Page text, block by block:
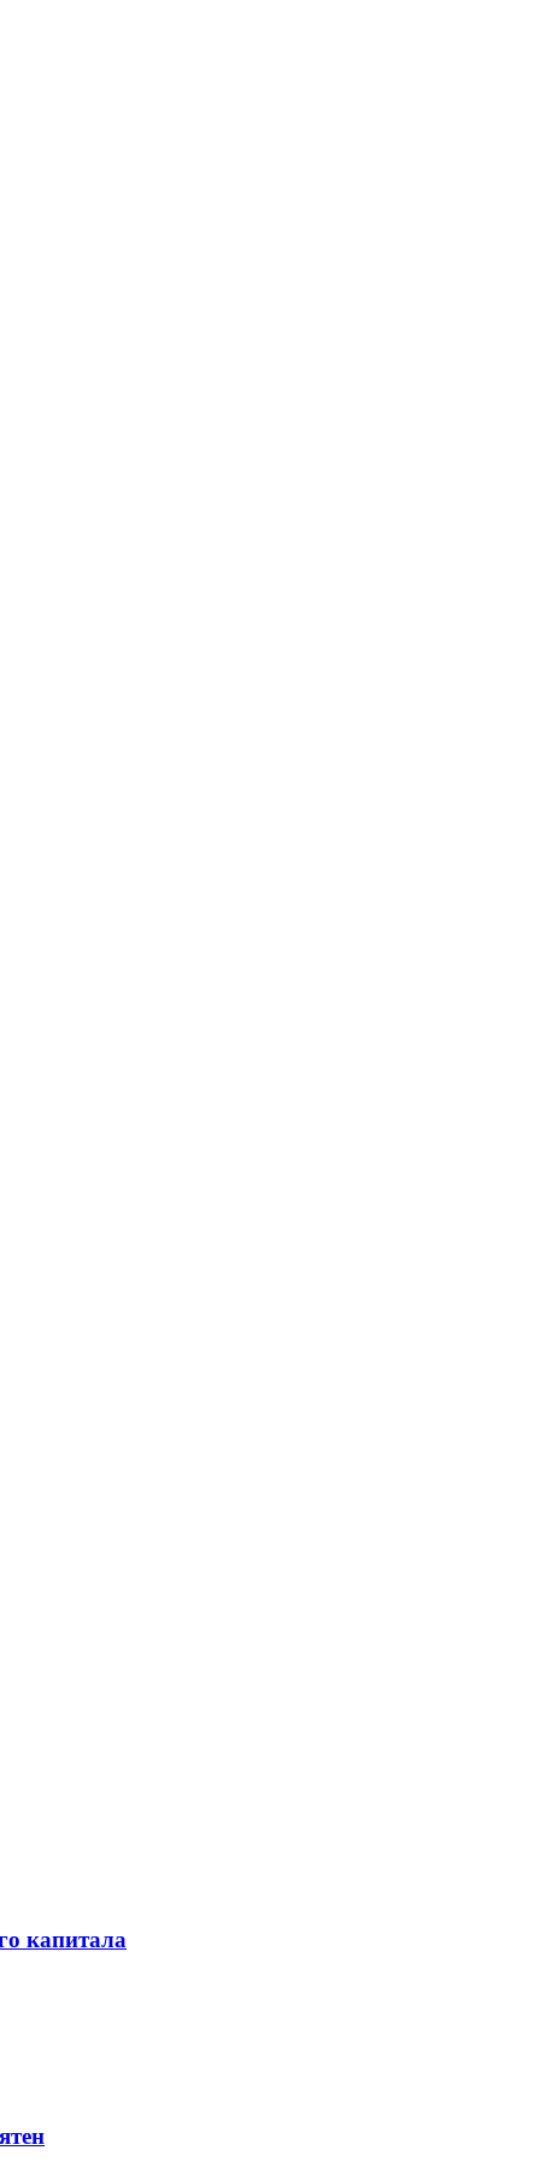
капитала